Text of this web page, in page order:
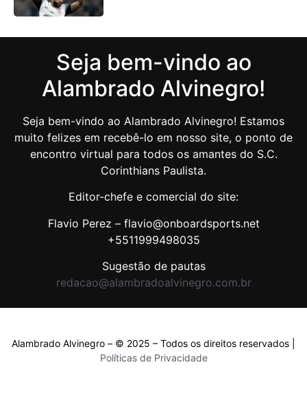
Seja bem-vindo ao
Alambrado Alvinegro!
Seja bem-vindo ao Alambrado Alvinegro! Estamos
muito felizes em recebê-lo em nosso site, o ponto de
encontro virtual para todos os amantes do S.C.
Corinthians Paulista.
Editor-chefe e comercial do site:
Flavio Perez – flavio@onboardsports.net
+5511999498035
Sugestão de pautas
redacao@alambradoalvinegro.com.br
Alambrado Alvinegro – © 2025 – Todos os direitos reservados |
Políticas de Privacidade